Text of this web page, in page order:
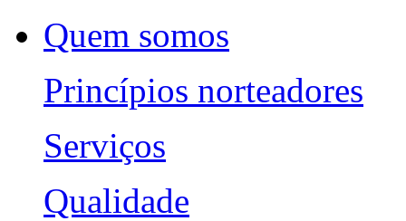
Quem somos
Princípios norteadores
Serviços
Qualidade